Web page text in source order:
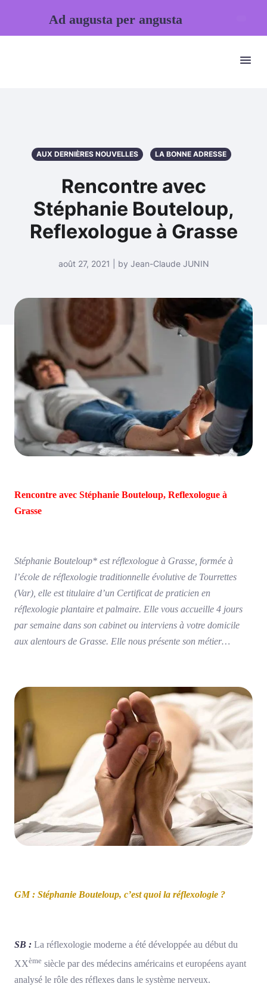
AUX DERNIÈRES NOUVELLES LA BONNE ADRESSE
Rencontre avec
Stéphanie Bouteloup,
Reflexologue à Grasse
août 27, 2021 | by Jean-Claude JUNIN
Rencontre avec Stéphanie Bouteloup, Reflexologue à
Grasse
Stéphanie Bouteloup* est réflexologue à Grasse, formée à
l’école de réflexologie traditionnelle évolutive de Tourrettes
(Var), elle est titulaire d’un Certificat de praticien en
réflexologie plantaire et palmaire. Elle vous accueille 4 jours
par semaine dans son cabinet ou interviens à votre domicile
aux alentours de Grasse. Elle nous présente son métier…
GM : Stéphanie Bouteloup, c’est quoi la réflexologie ?
SB : La réflexologie moderne a été développée au début du
XXème siècle par des médecins américains et européens ayant
analysé le rôle des réflexes dans le système nerveux.
Ad augusta per angusta